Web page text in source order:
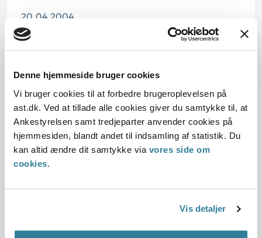
Denne hjemmeside bruger cookies
Vi bruger cookies til at forbedre brugeroplevelsen på
ast.dk. Ved at tillade alle cookies giver du samtykke til, at
Ankestyrelsen samt tredjeparter anvender cookies på
hjemmesiden, blandt andet til indsamling af statistik. Du
kan altid ændre dit samtykke via vores side om
cookies.
Vis detaljer
20.04.2004
Offentliggørelsesdato
Denne principafgørelse er kasseret den 29. marts
2019, da den ikke længere har vejledningsværdi, og
der er kommet nye regler på området d. 13.
november 2017 (BEK nr. 1245 § 1 , stk. 5).
Paragraf
§ 41 § 28